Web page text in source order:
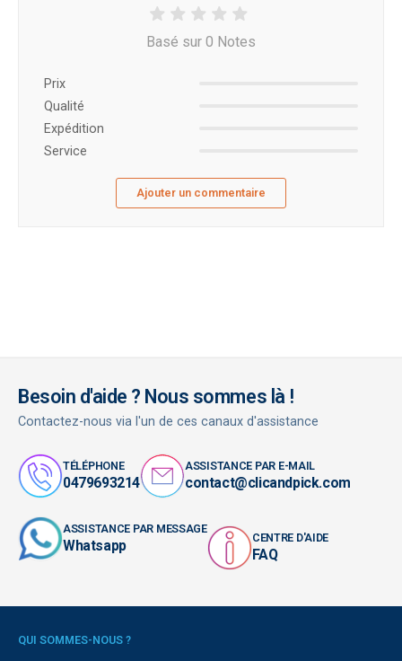
Basé sur 0 Notes
Prix ​​
Qualité
Expédition
Service
Ajouter un commentaire
Besoin d'aide ? Nous sommes là !
Contactez-nous via l'un de ces canaux d'assistance
TÉLÉPHONE
0479693214
ASSISTANCE PAR E-MAIL
contact@clicandpick.com
ASSISTANCE PAR MESSAGE
Whatsapp CENTRE D'AIDE
FAQ
QUI SOMMES-NOUS ?